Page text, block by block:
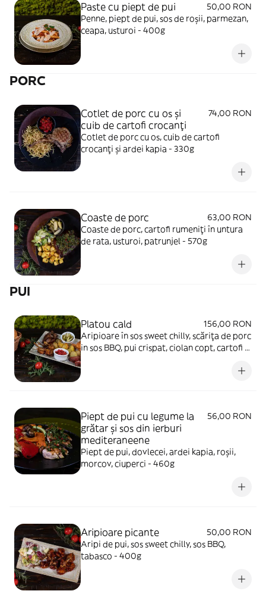
Paste cu piept de pui
50,00 RON
Penne, piept de pui, sos de roșii, parmezan,
ceapa, usturoi - 400g
PORC
Cotlet de porc cu os și
cuib de cartofi crocanți
74,00 RON
Cotlet de porc cu os, cuib de cartofi
crocanți și ardei kapia - 330g
Coaste de porc
63,00 RON
Coaste de porc, cartofi rumeniți în untura
de rata, usturoi, patrunjel - 570g
PUI
Platou cald
156,00 RON
Aripioare în sos sweet chilly, scărița de porc
in sos BBQ, pui crispat, ciolan copt, cartofi la
Piept de pui cu legume la
grătar și sos din ierburi
mediteraneene
56,00 RON
Piept de pui, dovlecei, ardei kapia, roșii,
morcov, ciuperci - 460g
Aripioare picante
50,00 RON
Aripi de pui, sos sweet chilly, sos BBQ,
tabasco - 400g